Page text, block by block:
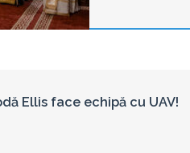
Ellis face echipă cu UAV!